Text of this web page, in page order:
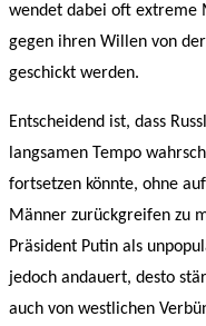
wendet dabei oft extreme
gegen ihren Willen von
geschickt werden.
Entscheidend ist, dass
langsamen Tempo
fortsetzen könnte, ohne
Männer zurückgreifen zu
Präsident Putin als
jedoch andauert, desto
auch von westlichen